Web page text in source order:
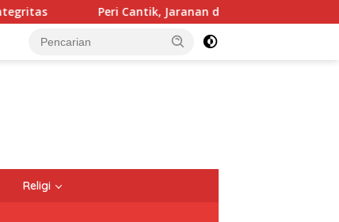
Peri Cantik, Jaranan dan Sound Horeg Bikin Sedekah Bumi
Religi